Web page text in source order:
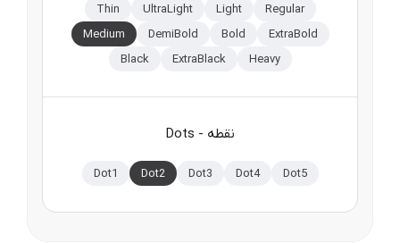
Thin UltraLight Light
Regular
Medium
DemiBold Bold
ExtraBold
Black
ExtraBlack Heavy
Dots - نقطه
Dot1 Dot2 Dot3 Dot4 Dot5